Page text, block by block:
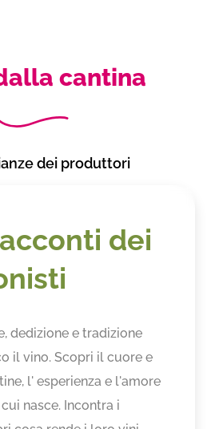
cantina
dei produttori
dei
dedizione e tradizione
il vino. Scopri il cuore e
l' esperienza e l'amore
nasce. Incontra i